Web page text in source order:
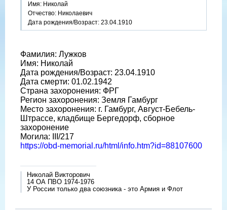
Имя: Николай
Отчество: Николаевич
Дата рождения/Возраст: 23.04.1910
Фамилия: Лужков
Имя: Николай
Дата рождения/Возраст: 23.04.1910
Дата смерти: 01.02.1942
Страна захоронения: ФРГ
Регион захоронения: Земля Гамбург
Место захоронения: г. Гамбург, Август-Бебель-
Штрассе, кладбище Бергедорф, сборное
захоронение
Могила: III/217
https://obd-memorial.ru/html/info.htm?id=88107600
Николай Викторович
14 ОА ПВО 1974-1976
У России только два союзника - это Армия и Флот